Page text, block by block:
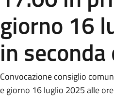
giorno 16
in
Convocazione consiglio
e giorno 16 luglio 2025 alle